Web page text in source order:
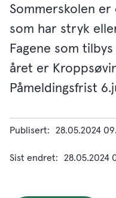
Sommerskolen
som har stryk
Fagene som
året er
Påmeldingsfrist
Publisert 28.05.2024
Sist endret 28.05.2024